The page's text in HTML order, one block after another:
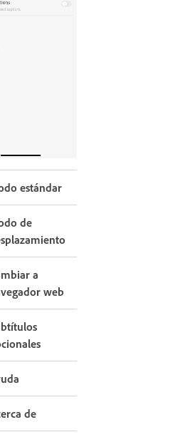
estándar
de
a
web
de